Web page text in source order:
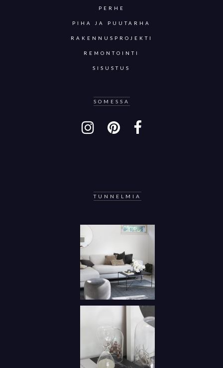
PERHE
PIHA JA PUUTARHA
RAKENNUSPROJEKTI
REMONTOINTI
SISUSTUS
SOMESSA
TUNNELMIA